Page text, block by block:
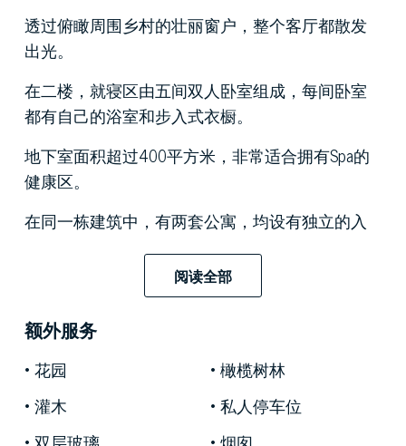
透过俯瞰周围乡村的壮丽窗户，整个客厅都散发
出光。
在二楼，就寝区由五间双人卧室组成，每间卧室
都有自己的浴室和步入式衣橱。
地下室面积超过400平方米，非常适合拥有Spa的
健康区。
在同一栋建筑中，有两套公寓，均设有独立的入
第一个两居室公寓包括一个带厨房和迷人壁炉的
是该时期的壁炉和一间浴室。
一室公寓设有带睡眠区的阁楼，小厨房和浴室。
这两间公寓均以壁画为特色，让人联想到与自然
阅读全部
额外服务
花园
橄榄树林
灌木
私人停车位